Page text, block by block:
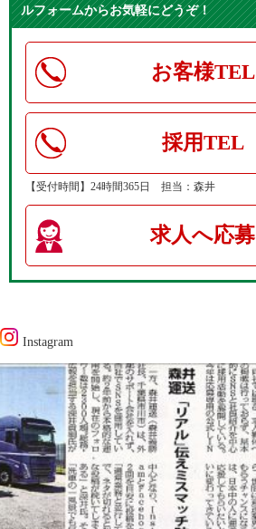
ルフォームからお気軽にどうぞ！
お客様TEL
採用TEL
【受付時間】24時間365日 担当：森井
求人へ応募
Instagram